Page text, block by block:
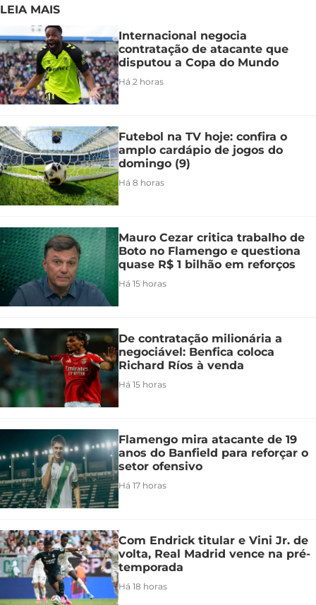
LEIA MAIS
Internacional negocia
contratação de atacante que
disputou a Copa do Mundo
Há 2 horas
Futebol na TV hoje: confira o
amplo cardápio de jogos do
domingo (9)
Há 8 horas
Mauro Cezar critica trabalho de
Boto no Flamengo e questiona
quase R$ 1 bilhão em reforços
Há 15 horas
De contratação milionária a
negociável: Benfica coloca
Richard Ríos à venda
Há 15 horas
Flamengo mira atacante de 19
anos do Banfield para reforçar o
setor ofensivo
Há 17 horas
Com Endrick titular e Vini Jr. de
volta, Real Madrid vence na pré-
temporada
Há 18 horas